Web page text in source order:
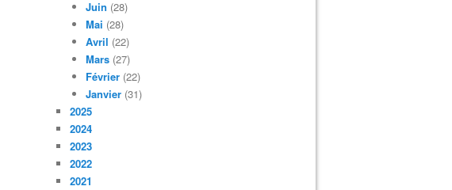
Juin (28)
Mai (28)
Avril (22)
Mars (27)
Février (22)
Janvier (31)
2025
2024
2023
2022
2021